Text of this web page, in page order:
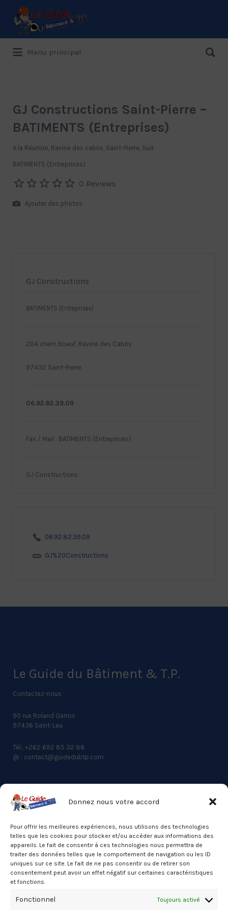
Donnez nous votre accord
Pour offrir les meilleures expériences, nous utilisons des technologies
telles que les cookies pour stocker et/ou accéder aux informations des
appareils. Le fait de consentir à ces technologies nous permettra de
traiter des données telles que le comportement de navigation ou les ID
uniques sur ce site. Le fait de ne pas consentir ou de retirer son
consentement peut avoir un effet négatif sur certaines caractéristiques
et fonctions.
Fonctionnel Toujours activé
Le Guide de référence depuis 1995
Rechercher:
Menu principal
GJ Constructions Saint-Pierre –
BATIMENTS (Entreprises)
A la Réunion, Ravine des cabris, Saint-Pierre, Sud
BATIMENTS (Entreprises)
0 Reviews
Ajouter des photos
GJ Constructions
BATIMENTS (Entreprises)
204 chem Boeuf, Ravine des Cabris
97432 Saint-Pierre
06.92.82.39.09
Fax / Mail : BATIMENTS (Entreprises)
GJ Constructions
06.92.82.39.09
GJ%20Constructions
Le Guide du Bâtiment & T.P.
Contactez-nous
90 rue Roland Garros
97436 Saint-Leu
Tél.: +262 692 85 32 88
@ : contact@guidedubtp.com
ACCES RAPIDE
Actualités du BTP
Annuaire
Besoin d’un professionnel ?
Mentions légales